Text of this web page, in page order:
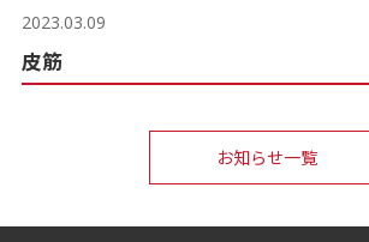
2023.03.09
皮筋
お知らせ一覧